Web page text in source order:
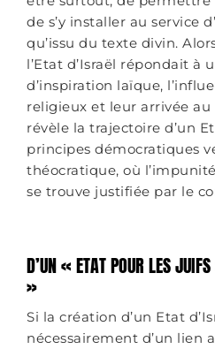
de s’y installer au service
qu’issu du texte divin.
l’Etat d’Israël répondait à
d’inspiration laïque,
religieux et leur arrivée au
révèle la trajectoire d’un
principes démocratiques
théocratique, où
se trouve justifiée par le
D’UN « ETAT POUR LES
»
Si la création d’un Etat
nécessairement d’un lien